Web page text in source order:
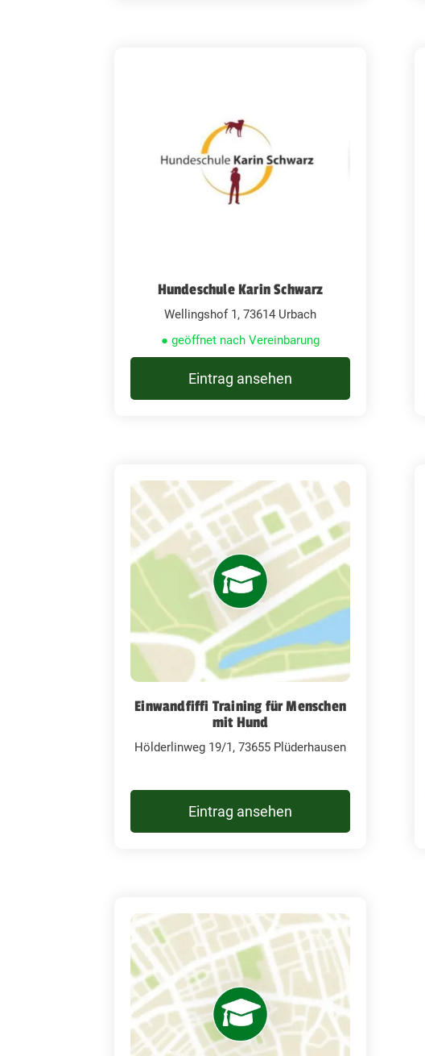
Hundeschule Karin Schwarz
Wellingshof 1, 73614 Urbach
● geöffnet nach Vereinbarung
Eintrag ansehen
Einwandfiffi Training für Menschen
mit Hund
Hölderlinweg 19/1, 73655 Plüderhausen
Eintrag ansehen